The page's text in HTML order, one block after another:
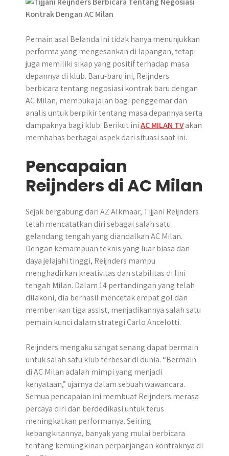
p
k
e
r
m
Pemain asal Belanda ini tidak hanya menunjukkan
performa yang mengesankan di lapangan, tetapi
juga memiliki sikap yang positif terhadap masa
depannya di klub. Baru-baru ini, Reijnders
berbicara tentang negosiasi kontrak baru dengan
AC Milan, membuka jalan bagi penggemar dan
analis untuk berpikir tentang masa depannya serta
dampaknya bagi klub. Berikut iniAC MILAN TVakan
membahas berbagai aspek dari situasi saat ini.
Pencapaian
Reijnders di AC Milan
Sejak bergabung dari AZ Alkmaar, Tijjani Reijnders
telah mencatatkan diri sebagai salah satu
gelandang tengah yang diandalkan AC Milan.
Dengan kemampuan teknis yang luar biasa dan
daya jelajahi tinggi, Reijnders mampu
menghadirkan kreativitas dan stabilitas di lini
tengah Milan. Dalam 14 pertandingan yang telah
dilakoni, dia berhasil mencetak empat gol dan
memberikan tiga assist, menjadikannya salah satu
pemain kunci dalam strategi Carlo Ancelotti.
Reijnders mengaku sangat senang dapat bermain
untuk salah satu klub terbesar di dunia. “Bermain
di AC Milan adalah mimpi yang menjadi
kenyataan,” ujarnya dalam sebuah wawancara.
Semua pencapaian ini membuat Reijnders merasa
percaya diri dan berdedikasi untuk terus
meningkatkan performanya. Seiring
kebangkitannya, banyak yang mulai berbicara
tentang kemungkinan perpanjangan kontraknya di